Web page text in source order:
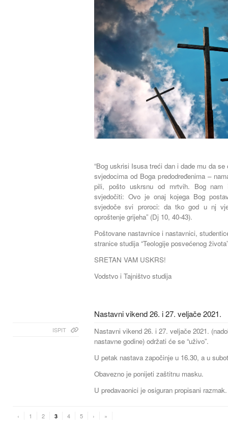
“Bog uskrisi Isusa treći dan i dade mu da
svjedocima od Boga predodređenima –
pili, pošto uskrsnu od mrtvih. Bog nam
svjedočiti: Ovo je onaj kojega Bog
svjedoče svi proroci: da tko god u nj
oproštenje grijeha” (Dj 10, 40-43).
Poštovane nastavnice i nastavnici,
stranice studija “Teologije posvećenog
SRETAN VAM USKRS!
Vodstvo i Tajništvo studija
Nastavni vikend 26. i 27. veljače 2021.
ISPIT
Nastavni vikend 26. i 27. veljače 2021.
nastavne godine) održati će se “uživo”.
U petak nastava započinje u 16.30, a u
Obavezno je ponijeti zaštitnu masku.
U predavaonici je osiguran propisani razmak.
‹ 1 2 3 4 5 › »